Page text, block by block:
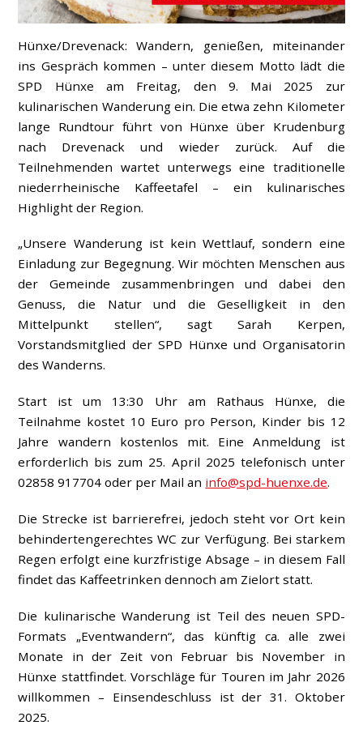
Hünxe/Drevenack: Wandern, genießen, miteinander
ins Gespräch kommen – unter diesem Motto lädt die
SPD Hünxe am Freitag, den 9. Mai 2025 zur
kulinarischen Wanderung ein. Die etwa zehn Kilometer
lange Rundtour führt von Hünxe über Krudenburg
nach Drevenack und wieder zurück. Auf die
Teilnehmenden wartet unterwegs eine traditionelle
niederrheinische Kaffeetafel – ein kulinarisches
Highlight der Region.
„Unsere Wanderung ist kein Wettlauf, sondern eine
Einladung zur Begegnung. Wir möchten Menschen aus
der Gemeinde zusammenbringen und dabei den
Genuss, die Natur und die Geselligkeit in den
Mittelpunkt stellen“, sagt Sarah Kerpen,
Vorstandsmitglied der SPD Hünxe und Organisatorin
des Wanderns.
Start ist um 13:30 Uhr am Rathaus Hünxe, die
Teilnahme kostet 10 Euro pro Person, Kinder bis 12
Jahre wandern kostenlos mit. Eine Anmeldung ist
erforderlich bis zum 25. April 2025 telefonisch unter
02858 917704 oder per Mail an info@spd-huenxe.de.
Die Strecke ist barrierefrei, jedoch steht vor Ort kein
behindertengerechtes WC zur Verfügung. Bei starkem
Regen erfolgt eine kurzfristige Absage – in diesem Fall
findet das Kaffeetrinken dennoch am Zielort statt.
Die kulinarische Wanderung ist Teil des neuen SPD-
Formats „Eventwandern“, das künftig ca. alle zwei
Monate in der Zeit von Februar bis November in
Hünxe stattfindet. Vorschläge für Touren im Jahr 2026
willkommen – Einsendeschluss ist der 31. Oktober
2025.